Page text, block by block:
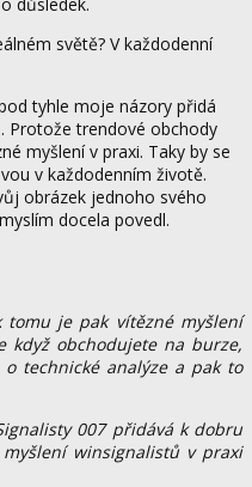
světě? V každodenní
tyhle moje názory přidá
Protože trendové obchody
myšlení v praxi. Taky by se
v každodenním životě.
obrázek jednoho svého
docela povedl.
tomu je pak vítězné myšlení
když obchodujete na burze,
technické analýze a pak to
007 přidává k dobru
winsignalistů v praxi